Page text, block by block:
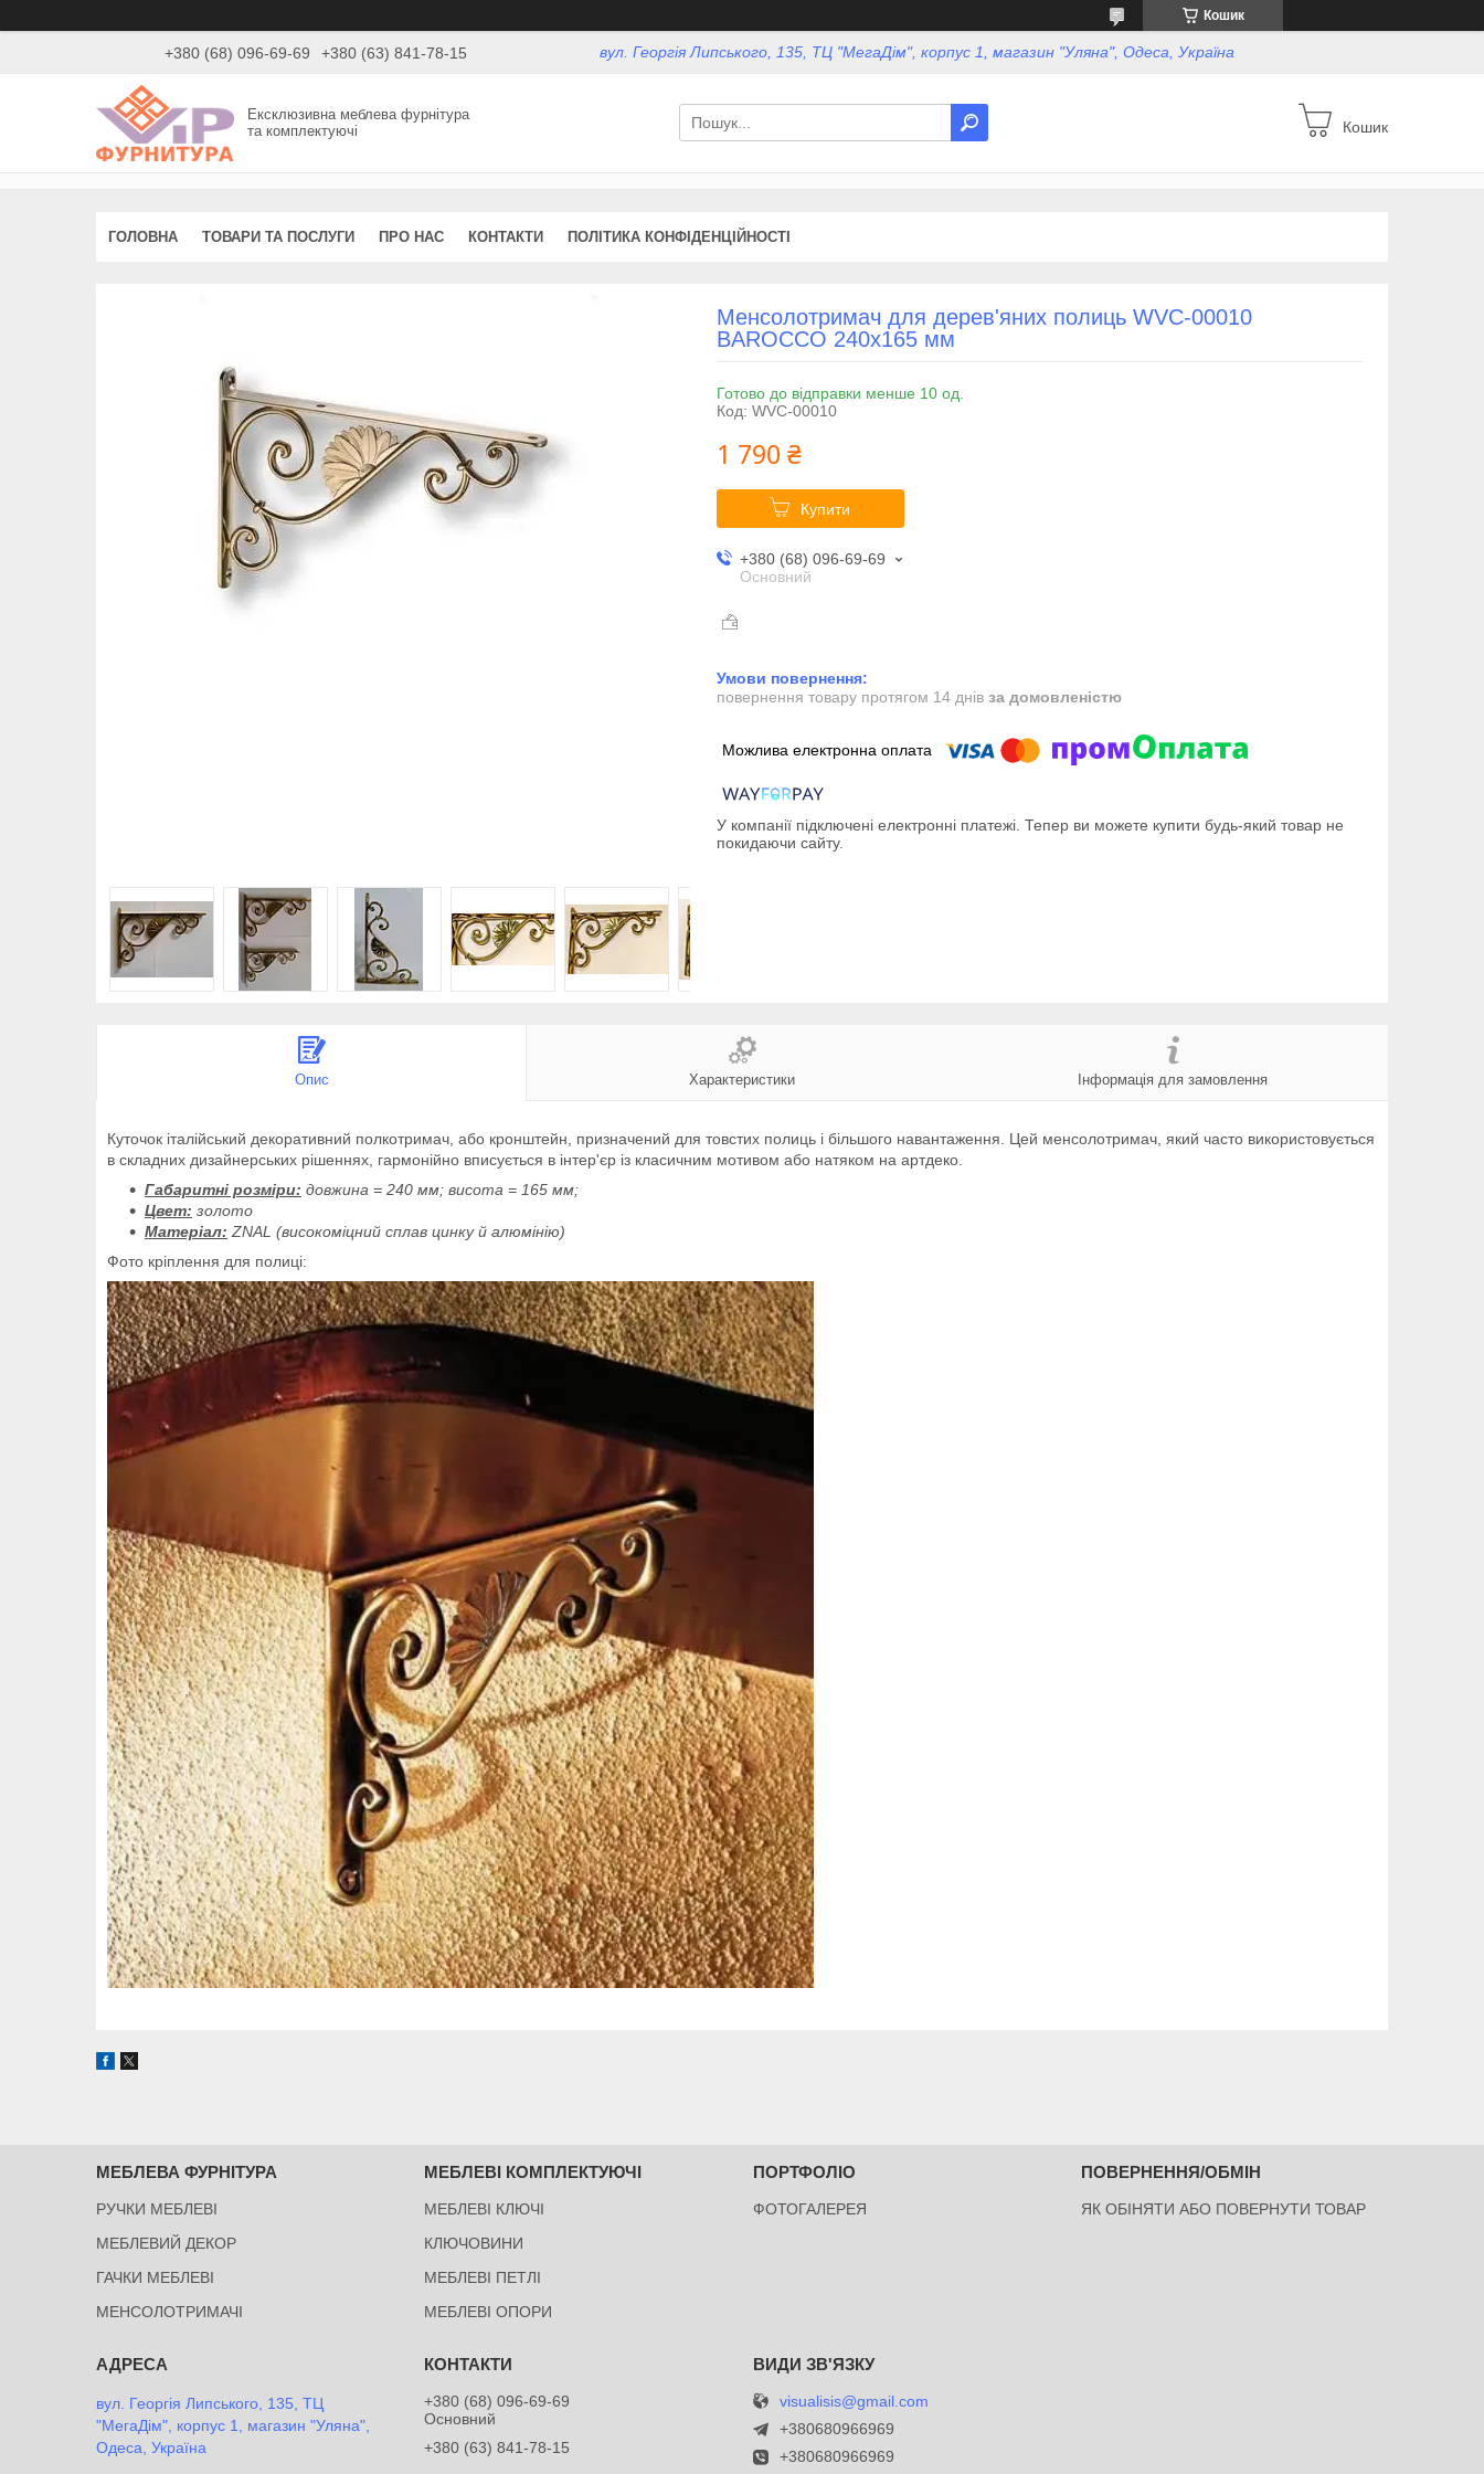
Кошик
+380 (68) 096-69-69 +380 (63) 841-78-15 вул. Георгія Липського, 135, ТЦ "МегаДім", корпус 1, магазин "Уляна", Одеса, Україна
Ексклюзивна меблева фурнітура
та комплектуючі
Кошик
ГОЛОВНА ТОВАРИ ТА ПОСЛУГИ ПРО НАС КОНТАКТИ ПОЛІТИКА КОНФІДЕНЦІЙНОСТІ
Менсолотримач для дерев'яних полиць WVC-00010
BAROCCO 240x165 мм
Готово до відправки менше 10 од.
Код: WVC-00010
1 790 ₴
Купити
+380 (68) 096-69-69
Основний
повернення товару протягом 14 днів за домовленістю
У компанії підключені електронні платежі. Тепер ви можете купити будь-який товар не
покидаючи сайту.
Опис Характеристики Інформація для замовлення
Куточок італійський декоративний полкотримач, або кронштейн, призначений для товстих полиць і більшого навантаження. Цей менсолотримач, який часто використовується
в складних дизайнерських рішеннях, гармонійно вписується в інтер'єр із класичним мотивом або натяком на артдеко.
Габаритні розміри: довжина = 240 мм; висота = 165 мм;
Цвет: золото
Матеріал: ZNAL (високоміцний сплав цинку й алюмінію)
Фото кріплення для полиці:
МЕБЛЕВА ФУРНІТУРА
РУЧКИ МЕБЛЕВІ
МЕБЛЕВИЙ ДЕКОР
ГАЧКИ МЕБЛЕВІ
МЕНСОЛОТРИМАЧІ
МЕБЛЕВІ КОМПЛЕКТУЮЧІ
МЕБЛЕВІ КЛЮЧІ
КЛЮЧОВИНИ
МЕБЛЕВІ ПЕТЛІ
МЕБЛЕВІ ОПОРИ
ПОРТФОЛІО
ФОТОГАЛЕРЕЯ
ПОВЕРНЕННЯ/ОБМІН
ЯК ОБІНЯТИ АБО ПОВЕРНУТИ ТОВАР
вул. Георгія Липського, 135, ТЦ
"МегаДім", корпус 1, магазин "Уляна",
Одеса, Україна
+380 (68) 096-69-69
Основний
+380 (63) 841-78-15
visualisis@gmail.com
+380680966969
+380680966969